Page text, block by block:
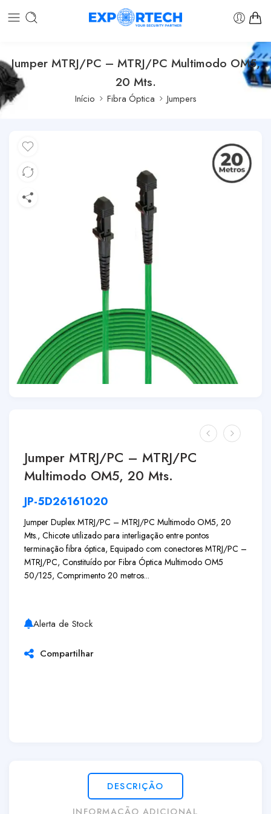
Jumper MTRJ/PC – MTRJ/PC Multimodo OM5,
20 Mts.
Início Fibra Óptica Jumpers
Jumper MTRJ/PC – MTRJ/PC
Multimodo OM5, 20 Mts.
JP-5D26161020
Jumper Duplex MTRJ/PC – MTRJ/PC Multimodo OM5, 20
Mts., Chicote utilizado para interligação entre pontos
terminação fibra óptica, Equipado com conectores MTRJ/PC –
MTRJ/PC, Constituído por Fibra Óptica Multimodo OM5
50/125, Comprimento 20 metros...
Alerta de Stock
Compartilhar
DESCRIÇÃO
INFORMAÇÃO ADICIONAL